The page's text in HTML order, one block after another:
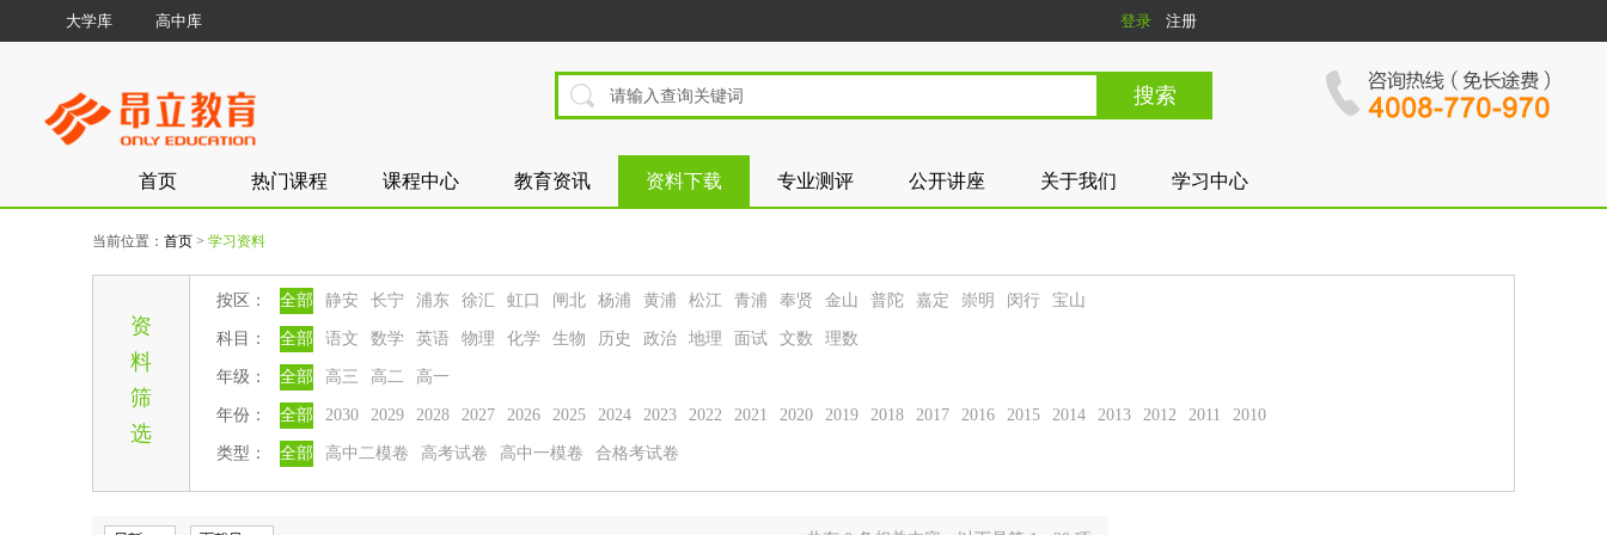
大学库 高中库 登录 注册
首页 热门课程 课程中心 教育资讯 资料下载 专业测评 公开讲座 关于我们 学习中心
当前位置： 首页 > 学习资料
资
料
筛
选
按区： 全部 静安 长宁 浦东 徐汇 虹口 闸北 杨浦 黄浦 松江 青浦 奉贤 金山 普陀 嘉定 崇明 闵行 宝山
科目： 全部 语文 数学 英语 物理 化学 生物 历史 政治 地理 面试 文数 理数
年级： 全部 高三 高二 高一
年份： 全部 2030 2029 2028 2027 2026 2025 2024 2023 2022 2021 2020 2019 2018 2017 2016 2015 2014 2013 2012 2011 2010
类型： 全部 高中二模卷 高考试卷 高中一模卷 合格考试卷